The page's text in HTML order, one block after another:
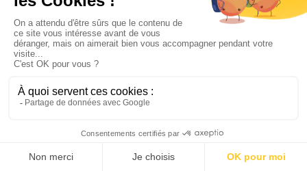
Trouvez rapidement un
vos proches ou
collaborateurs même si
vous n'avezpas le temps
de chercher
départment Allier (03) sur PhotoPresta